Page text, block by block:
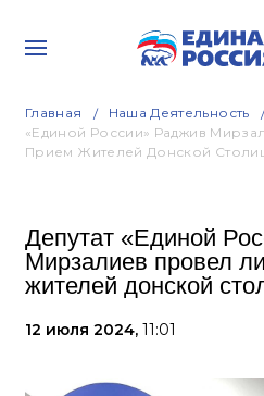
Главная Наша Деятельность
«Единой России» Раджив
Прием Жителей Донской
Депутат «Единой
Мирзалиев провел
жителей донской
12 июля 2024, 11:01